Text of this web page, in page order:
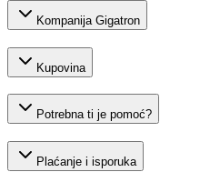
Kompanija Gigatron
Kupovina
Potrebna ti je pomoć?
Plaćanje i isporuka